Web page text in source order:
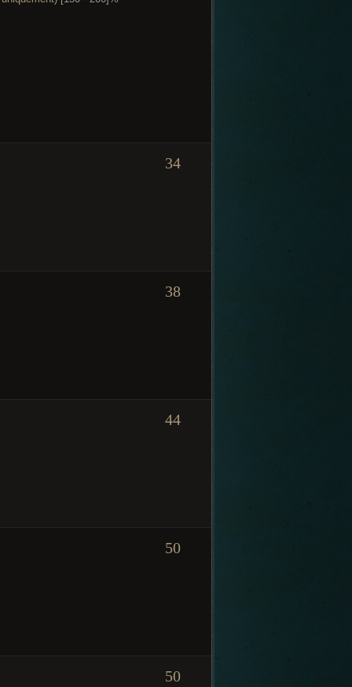
34
38
44
50
50